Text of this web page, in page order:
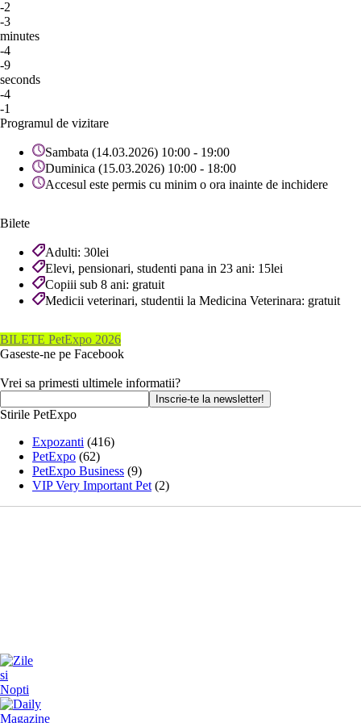
-2
-3
minutes
-4
-9
seconds
-4
-1
Programul de vizitare
Sambata (14.03.2026) 10:00 - 19:00
Duminica (15.03.2026) 10:00 - 18:00
Accesul este permis cu minim o ora inainte de inchidere
Bilete
Adulti: 30lei
Elevi, pensionari, studenti pana in 23 ani: 15lei
Copiii sub 8 ani: gratuit
Medicii veterinari, studentii la Medicina Veterinara: gratuit
BILETE PetExpo 2026
Gaseste-ne pe Facebook
Vrei sa primesti ultimele informatii?
Stirile PetExpo
Expozanti (416)
PetExpo (62)
PetExpo Business (9)
VIP Very Important Pet (2)